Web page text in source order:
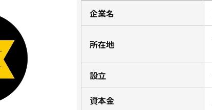
企業名
所在地
設立
資本金